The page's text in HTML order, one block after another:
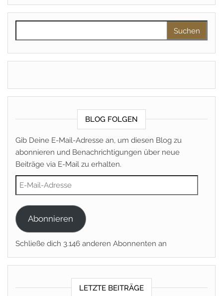
BLOG FOLGEN
Gib Deine E-Mail-Adresse an, um diesen Blog zu
abonnieren und Benachrichtigungen über neue
Beiträge via E-Mail zu erhalten.
E-Mail-Adresse
Abonnieren
Schließe dich 3.146 anderen Abonnenten an
LETZTE BEITRÄGE